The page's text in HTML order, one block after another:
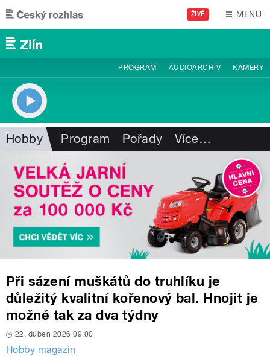
Přejít k hlavnímu obsahu
ŽIVĚ MENU
PROGRAM AUDIOARCHIV KAMERY
Hobby Program Pořady Více…
Při sázení muškátů do truhlíku je
důležitý kvalitní kořenový bal. Hnojit je
možné tak za dva týdny
22. duben 2026 09:00
Hobby magazín